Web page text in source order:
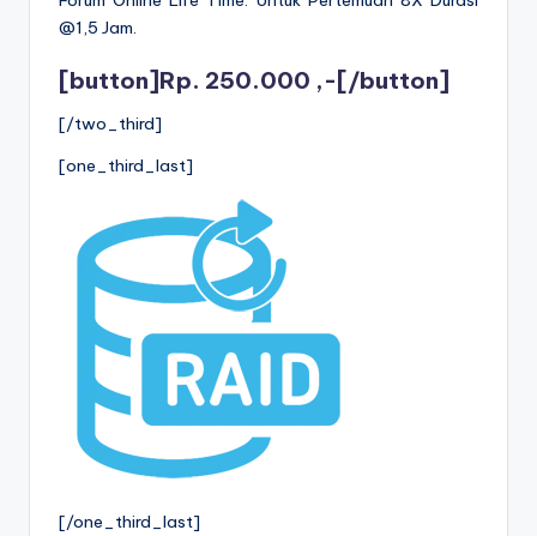
@1,5 Jam.
[button]Rp. 250.000 ,-[/button]
[/two_third]
[one_third_last]
[/one_third_last]